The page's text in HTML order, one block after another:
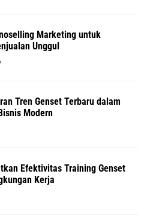
Marketing untuk
Unggul
Tren Genset Terbaru dalam
Modern
Efektivitas Training Genset
Kerja